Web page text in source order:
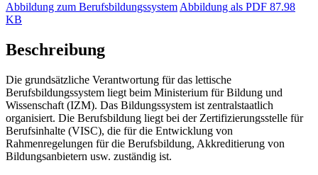
Abbildung zum Berufsbildungssystem Abbildung als PDF 87.98
KB
Beschreibung
Die grundsätzliche Verantwortung für das lettische
Berufsbildungssystem liegt beim Ministerium für Bildung und
Wissenschaft (IZM). Das Bildungssystem ist zentralstaatlich
organisiert. Die Berufsbildung liegt bei der Zertifizierungsstelle für
Berufsinhalte (VISC), die für die Entwicklung von
Rahmenregelungen für die Berufsbildung, Akkreditierung von
Bildungsanbietern usw. zuständig ist.